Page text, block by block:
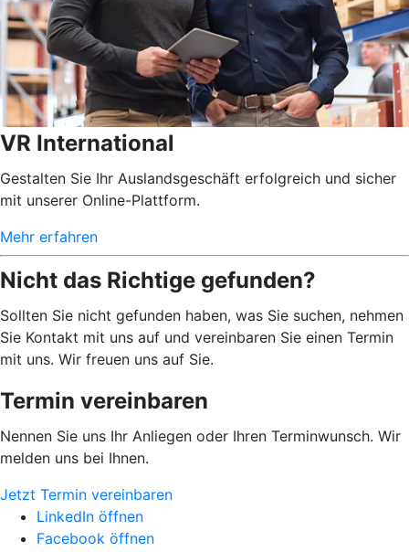
VR International
Gestalten Sie Ihr Auslandsgeschäft erfolgreich und sicher
mit unserer Online-Plattform.
Mehr erfahren
Nicht das Richtige gefunden?
Sollten Sie nicht gefunden haben, was Sie suchen, nehmen
Sie Kontakt mit uns auf und vereinbaren Sie einen Termin
mit uns. Wir freuen uns auf Sie.
Termin vereinbaren
Nennen Sie uns Ihr Anliegen oder Ihren Terminwunsch. Wir
melden uns bei Ihnen.
Jetzt Termin vereinbaren
LinkedIn öffnen
Facebook öffnen